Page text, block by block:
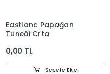
Eastland Papağan
Tüneği Orta
0,00 TL
Sepete Ekle